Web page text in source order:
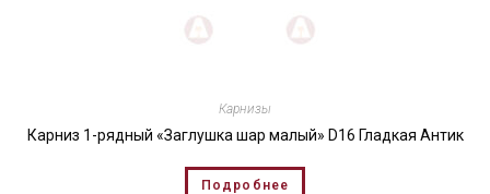
Карнизы
Карниз 1-рядный «Заглушка шар малый» D16 Гладкая Антик
Подробнее